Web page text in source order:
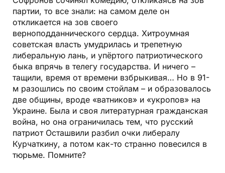
партии, то все знали: на самом деле он
откликается на зов своего
верноподданнического сердца. Хитроумная
советская власть умудрилась и трепетную
либеральную лань, и упёртого патриотического
быка впрячь в телегу государства. И ничего –
тащили, время от времени взбрыкивая… Но в 91-
м разошлись по своим стойлам – и образовалось
две общины, вроде «ватников» и «укропов» на
Украине. Была и своя литературная гражданская
война, но она ограничилась тем, что русский
патриот Осташвили разбил очки либералу
Курчаткину, а потом как-то странно повесился в
тюрьме. Помните?